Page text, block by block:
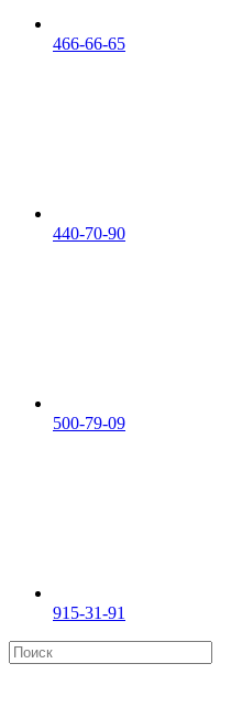
466-66-65
440-70-90
500-79-09
915-31-91